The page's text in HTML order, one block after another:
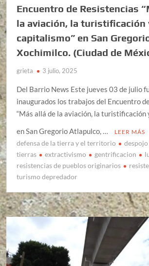
Encuentro de Resistencias
la aviación, la turistificación
capitalismo” en San
Xochimilco. (Ciudad de
grieta 3 julio, 2025
Del Barrio News Este jueves 03 de julio
inaugurados los trabajos del Encuentro
“Más allá de la aviación, la turistificación
en San Gregorio Atlapulco, …
LEER MÁS
defensa de la tierra y el territorio
despojo
tierras
extractivismo gentrificacion
resistencias de pueblos originarios
turismo depredador